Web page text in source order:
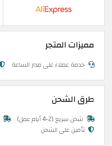
مميزات المتجر
خدمة عملاء على مدار الساعة
طرق الشحن
شحن سريع (2-4 أيام عمل)
تأمين على الشحن